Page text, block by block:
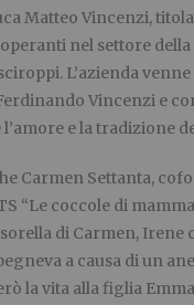
Matteo Vincenzi,
nel settore
L’azienda
Vincenzi e
e la tradizione
Carmen Settanta,
“Le coccole di
di Carmen, Irene
a causa di un
la vita alla figlia